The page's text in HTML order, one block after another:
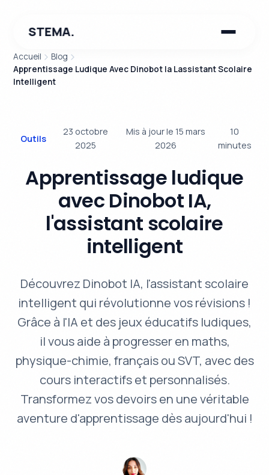
STEMA.
Accueil
Blog
Apprentissage Ludique Avec Dinobot Ia Lassistant Scolaire
Intelligent
Outils
23 octobre
2025
Mis à jour le 15 mars
2026
10
minutes
Apprentissage ludique
avec Dinobot IA,
l'assistant scolaire
intelligent
Découvrez Dinobot IA, l'assistant scolaire
intelligent qui révolutionne vos révisions !
Grâce à l'IA et des jeux éducatifs ludiques,
il vous aide à progresser en maths,
physique-chimie, français ou SVT, avec des
cours interactifs et personnalisés.
Transformez vos devoirs en une véritable
aventure d'apprentissage dès aujourd'hui !